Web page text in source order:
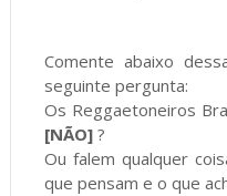
Comente abaixo
seguinte pergunta:
Os Reggaetoneiros
[NÃO] ?
Ou falem qualquer
que pensam e o que